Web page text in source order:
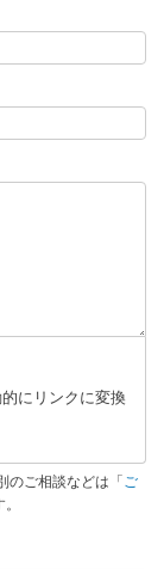
にリンクに変換
のご相談などは「 ご